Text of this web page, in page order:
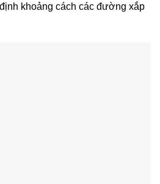
khoảng cách các đường xắp